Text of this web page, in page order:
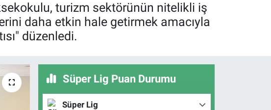
turizm sektörünün nitelikli iş
daha etkin hale getirmek amacıyla
düzenledi.
Süper Lig Puan Durumu
Süper Lig